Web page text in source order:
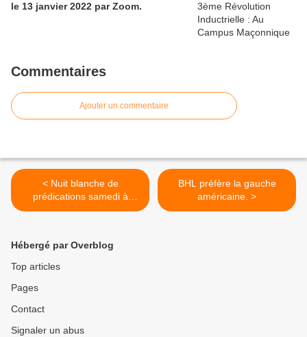
le 13 janvier 2022 par Zoom.
Commentaires
Ajouter un commentaire
< Nuit blanche de
prédications samedi à
l'Eglise Réformée des
BHL préfère la gauche
américaine. >
Hébergé par Overblog
Top articles
Pages
Contact
Signaler un abus